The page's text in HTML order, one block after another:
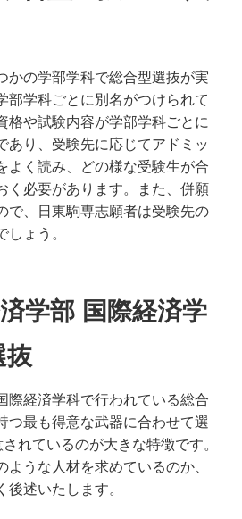
の学部学科で総合型選抜が実
部学科ごとに別名がつけられて
格や試験内容が学部学科ごとに
あり、受験先に応じてアドミッ
よく読み、どの様な受験生が合
く必要があります。また、併願
で、日東駒専志願者は受験先の
ょう。
学部 国際経済学
抜
経済学科で行われている総合
つ最も得意な武器に合わせて選
れているのが大きな特徴です。
うな人材を求めているのか、
述いたします。